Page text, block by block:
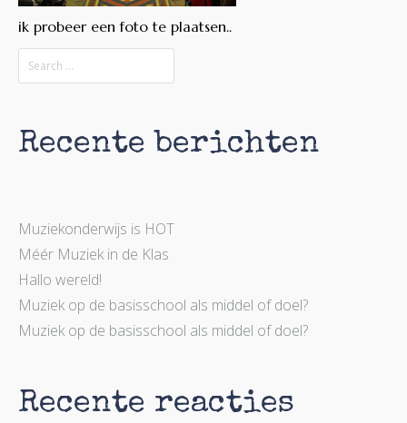
ik probeer een foto te plaatsen..
Recente berichten
Muziekonderwijs is HOT
Méér Muziek in de Klas
Hallo wereld!
Muziek op de basisschool als middel of doel?
Muziek op de basisschool als middel of doel?
Recente reacties